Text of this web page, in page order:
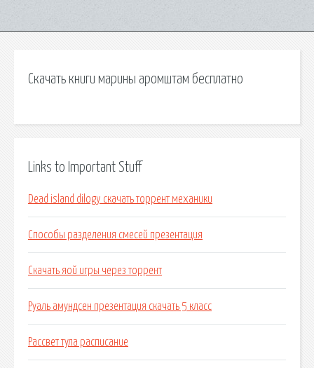
Скачать книги марины аромштам бесплатно
Links to Important Stuff
Dead island dilogy скачать торрент механики
Способы разделения смесей презентация
Скачать яой игры через торрент
Руаль амундсен презентация скачать 5 класс
Рассвет тула расписание